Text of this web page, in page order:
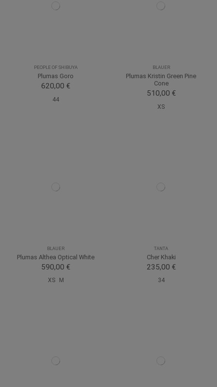
PEOPLE OF SHIBUYA
Plumas Goro
620,00 €
44
BLAUER
Plumas Kristin Green Pine
Cone
510,00 €
XS
BLAUER
Plumas Althea Optical White
590,00 €
XS M
TANTA
Cher Khaki
235,00 €
34